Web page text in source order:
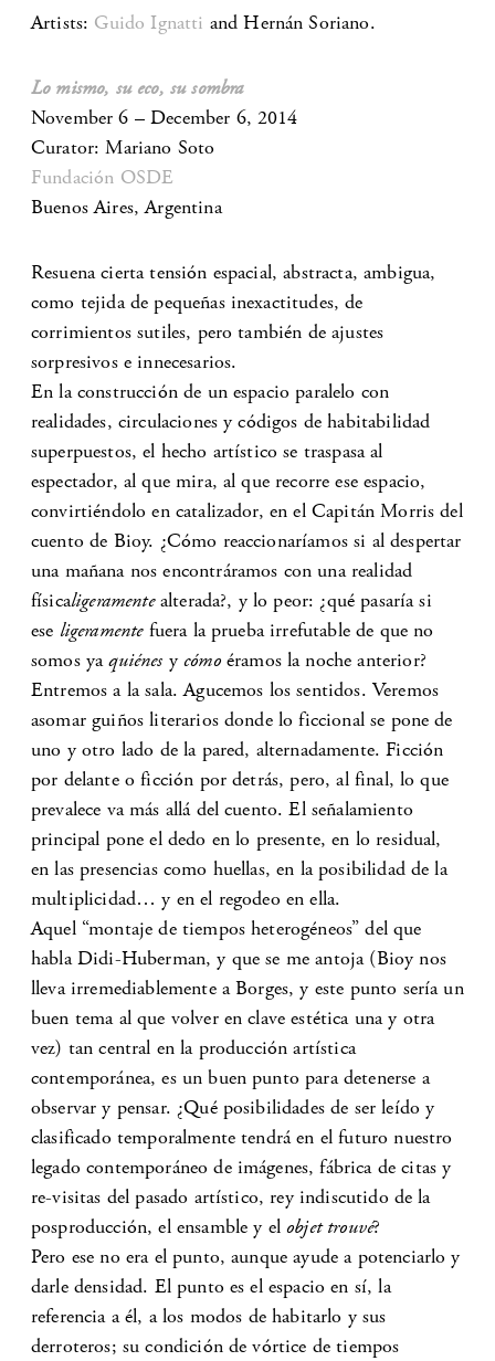
Artists: Guido Ignatti and Hernán Soriano.
Lo mismo, su eco, su sombra
November 6 – December 6, 2014
Curator: Mariano Soto
Fundación OSDE
Buenos Aires, Argentina
Resuena cierta tensión espacial, abstracta, ambigua,
como tejida de pequeñas inexactitudes, de
corrimientos sutiles, pero también de ajustes
sorpresivos e innecesarios.
En la construcción de un espacio paralelo con
realidades, circulaciones y códigos de habitabilidad
superpuestos, el hecho artístico se traspasa al
espectador, al que mira, al que recorre ese espacio,
convirtiéndolo en catalizador, en el Capitán Morris del
cuento de Bioy. ¿Cómo reaccionaríamos si al despertar
una mañana nos encontráramos con una realidad
físicaligeramentealterada?, y lo peor: ¿qué pasaría si
ese ligeramentefuera la prueba irrefutable de que no
somos yaquiénes ycómoéramos la noche anterior?
Entremos a la sala. Agucemos los sentidos. Veremos
asomar guiños literarios donde lo ficcional se pone de
uno y otro lado de la pared, alternadamente. Ficción
por delante o ficción por detrás, pero, al final, lo que
prevalece va más allá del cuento. El señalamiento
principal pone el dedo en lo presente, en lo residual,
en las presencias como huellas, en la posibilidad de la
multiplicidad… y en el regodeo en ella.
Aquel “montaje de tiempos heterogéneos” del que
habla Didi-Huberman, y que se me antoja (Bioy nos
lleva irremediablemente a Borges, y este punto sería un
buen tema al que volver en clave estética una y otra
vez) tan central en la producción artística
contemporánea, es un buen punto para detenerse a
observar y pensar. ¿Qué posibilidades de ser leído y
clasificado temporalmente tendrá en el futuro nuestro
legado contemporáneo de imágenes, fábrica de citas y
re-visitas del pasado artístico, rey indiscutido de la
posproducción, el ensamble y elobjet trouvé?
Pero ese no era el punto, aunque ayude a potenciarlo y
darle densidad. El punto es el espacio en sí, la
referencia a él, a los modos de habitarlo y sus
derroteros; su condición de vórtice de tiempos